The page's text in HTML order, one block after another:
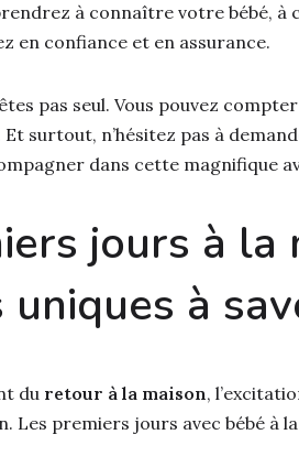
à connaître votre bébé,
en confiance et en assurance.
pas seul. Vous pouvez
surtout, n’hésitez pas à
dans cette magnifique
jours à la
uniques à
du retour à la maison,
Les premiers jours avec bébé à